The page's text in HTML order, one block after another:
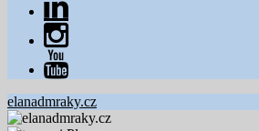
elanadmraky.cz